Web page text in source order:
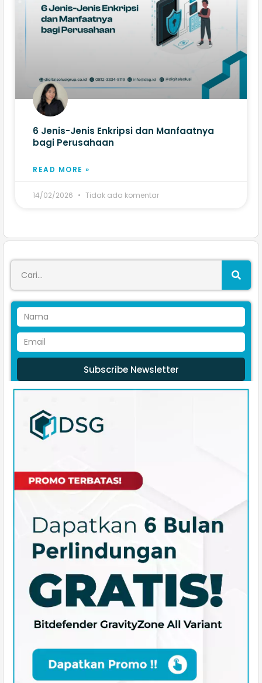
6 Jenis-Jenis Enkripsi​ dan Manfaatnya
bagi Perusahaan
READ MORE »
14/02/2026 Tidak ada komentar
Subscribe Newsletter